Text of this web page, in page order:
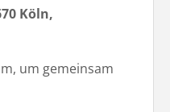
Köln,
um gemeinsam